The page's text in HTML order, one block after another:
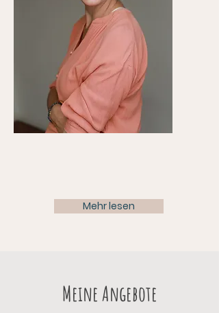
Mehr lesen
Meine Angebote